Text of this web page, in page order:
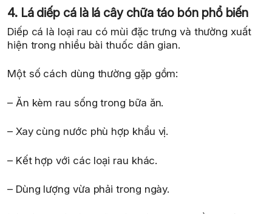
4. Lá diếp cá là lá cây chữa táo bón phổ biến
Diếp cá là loại rau có mùi đặc trưng và thường xuất
hiện trong nhiều bài thuốc dân gian.
Một số cách dùng thường gặp gồm:
– Ăn kèm rau sống trong bữa ăn.
– Xay cùng nước phù hợp khẩu vị.
– Kết hợp với các loại rau khác.
– Dùng lượng vừa phải trong ngày.